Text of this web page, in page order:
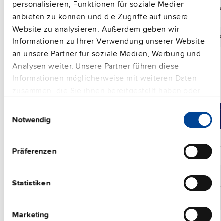
personalisieren, Funktionen für soziale Medien
anbieten zu können und die Zugriffe auf unsere
Website zu analysieren. Außerdem geben wir
Informationen zu Ihrer Verwendung unserer Website
an unsere Partner für soziale Medien, Werbung und
Analysen weiter. Unsere Partner führen diese
Informationen möglicherweise mit weiteren Daten
gesammelt haben.
Impressum
Notwendig
Präferenzen
Statistiken
Marketing
YR80.241 12-28 V 80 A DC
DC
30 A DC
30 A DC